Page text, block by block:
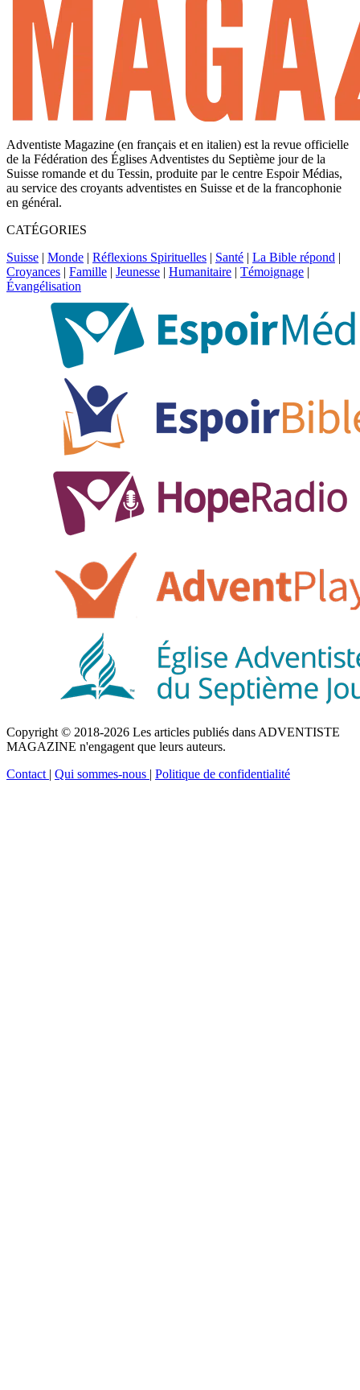
Adventiste Magazine (en français et en italien) est la revue officielle
de la Fédération des Églises Adventistes du Septième jour de la
Suisse romande et du Tessin, produite par le centre Espoir Médias,
au service des croyants adventistes en Suisse et de la francophonie
en général.
CATÉGORIES
Suisse | Monde | Réflexions Spirituelles | Santé | La Bible répond |
Croyances | Famille | Jeunesse | Humanitaire | Témoignage |
Évangélisation
Copyright © 2018-2026 Les articles publiés dans ADVENTISTE
MAGAZINE n'engagent que leurs auteurs.
Contact | Qui sommes-nous | Politique de confidentialité